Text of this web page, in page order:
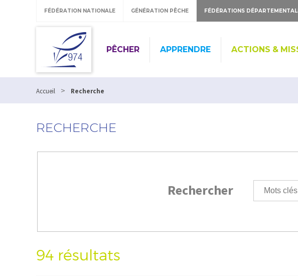
FÉDÉRATION NATIONALE GÉNÉRATION PÊCHE FÉDÉRATIONS
PÊCHER APPRENDRE ACTIONS &
Accueil > Recherche
RECHERCHE
Rechercher
94 résultats